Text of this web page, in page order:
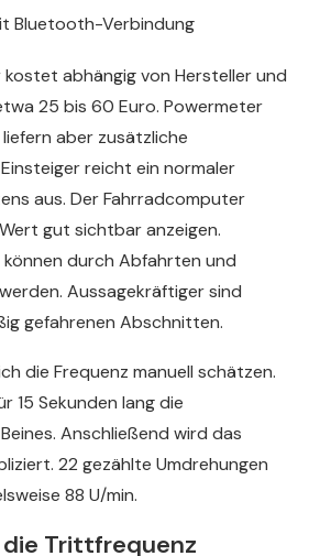
Bluetooth-Verbindung
kostet abhängig von Hersteller und
25 bis 60 Euro. Powermeter
aber zusätzliche
reicht ein normaler
aus. Der Fahrradcomputer
gut sichtbar anzeigen.
durch Abfahrten und
Aussagekräftiger sind
gefahrenen Abschnitten.
die Frequenz manuell schätzen.
15 Sekunden lang die
Anschließend wird das
22 gezählte Umdrehungen
88 U/min.
die Trittfrequenz